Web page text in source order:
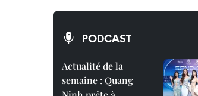
PODCAST
Actualité de la
semaine : Quang